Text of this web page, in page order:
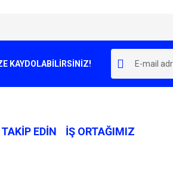
KAYDOLABİLİRSİNİZ!
EDİN İŞ ORTAĞIMIZ